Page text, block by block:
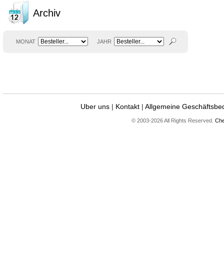
Archiv
MONAT JAHR
Uber uns | Kontakt |Allgemeine
© 2003-2026 All Rights Reserved.